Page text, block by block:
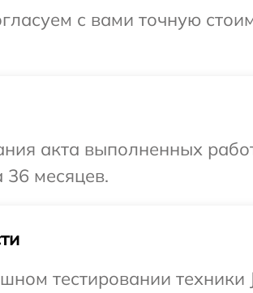
с вами точную
акта выполненных
36 месяцев.
тестировании техники